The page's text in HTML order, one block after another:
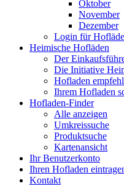
Oktober
November
Dezember
Login für
Heimische Hofläden
Der
Die Initiative
Hofladen
Ihrem Hofladen
Hofladen-Finder
Alle anzeigen
Umkreissuche
Produktsuche
Kartenansicht
Ihr Benutzerkonto
Ihren Hofladen
Kontakt